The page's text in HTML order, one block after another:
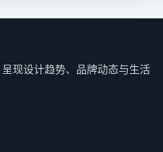
现设计趋势、品牌动态与生活